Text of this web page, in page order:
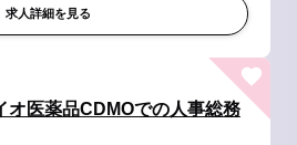
処...
求人詳細を見る
オ医薬品CDMOでの人事総務